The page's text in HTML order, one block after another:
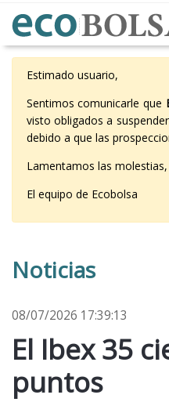
Estimado usuario,
Sentimos comunicarle que
visto obligados a
debido a que las
Lamentamos las molestias,
El equipo de Ecobolsa
Noticias
08/07/2026 17:39:13
El Ibex 35
puntos